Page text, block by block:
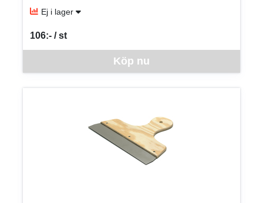
Ej i lager
Köp nu
106:- / st
SEK per ST